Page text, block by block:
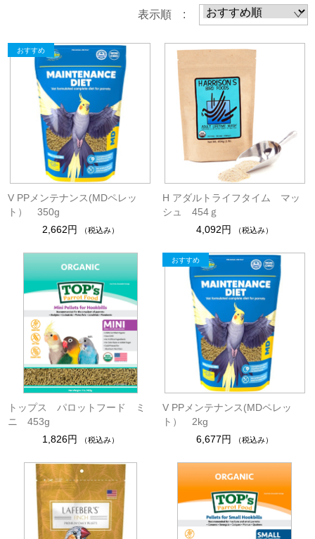
表示順 :
V PPメンテナンス(MDペレッ
ト） 350g
2,662円
（税込み）
H アダルトライフタイム マッ
シュ 454ｇ
4,092円
（税込み）
トップス パロットフード ミ
ニ 453g
1,826円
（税込み）
V PPメンテナンス(MDペレッ
ト） 2kg
6,677円
（税込み）